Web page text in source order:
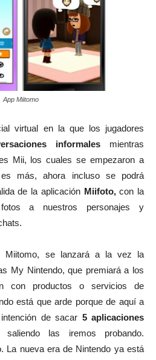
App Miitomo
virtual en la que los jugadores
informales mientras
Mii, los cuales se empezaron a
más, ahora incluso se podrá
de la aplicación Miifoto,con la
a nuestros personajes y
Miitomo, se lanzará a la vez la
My Nintendo, que premiará a los
con productos o servicios de
está que arde porque de aquí a
de sacar 5 aplicaciones
las iremos probando.
La nueva era de Nintendo ya está